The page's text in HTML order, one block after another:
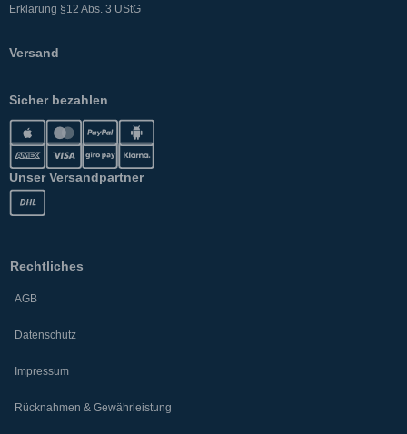
Erklärung §12 Abs. 3 UStG
Versand
Sicher bezahlen
Unser Versandpartner
Rechtliches
AGB
Datenschutz
Impressum
Rücknahmen & Gewährleistung